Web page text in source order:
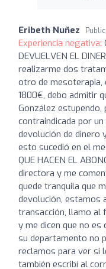
Eribeth Nuñez
Experiencia negativa:
DEVUELVEN EL
realizarme dos
otro de
1800€, debo admitir
González
contraindicada por
devolución de dinero
esto sucedió en el
QUE HACEN EL
directora y me
quede tranquila que
devolución, estamos
transacción, llamo al
y me dicen que no es
su departamento no
reclamos para ver si
también escribí al